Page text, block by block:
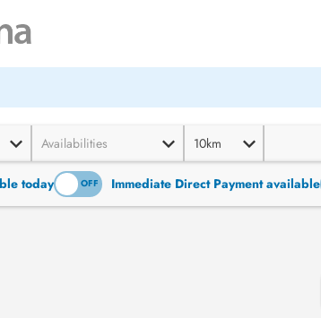
Availabilities 10km
today
ON OFF Immediate Direct Payment available
ON